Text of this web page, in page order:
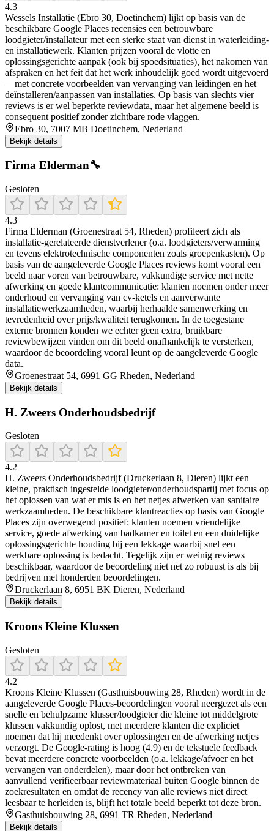
4.3
Wessels Installatie (Ebro 30, Doetinchem) lijkt op basis van de
beschikbare Google Places recensies een betrouwbare
loodgieter/installateur met een sterke staat van dienst in waterleiding-
en installatiewerk. Klanten prijzen vooral de vlotte en
oplossingsgerichte aanpak (ook bij spoedsituaties), het nakomen van
afspraken en het feit dat het werk inhoudelijk goed wordt uitgevoerd
—met concrete voorbeelden van vervanging van leidingen en het
deïnstalleren/aanpassen van installaties. Op basis van slechts vier
reviews is er wel beperkte reviewdata, maar het algemene beeld is
consequent positief zonder zichtbare rode vlaggen.
Ebro 30, 7007 MB Doetinchem, Nederland
Bekijk details
Firma Elderman🔧
Gesloten
4.3
Firma Elderman (Groenestraat 54, Rheden) profileert zich als
installatie-gerelateerde dienstverlener (o.a. loodgieters/verwarming
en tevens elektrotechnische componenten zoals groepenkasten). Op
basis van de aangeleverde Google Places reviews komt vooral een
beeld naar voren van betrouwbare, vakkundige service met nette
afwerking en goede klantcommunicatie: klanten noemen onder meer
onderhoud en vervanging van cv-ketels en aanverwante
installatiewerkzaamheden, waarbij herhaalde samenwerking en
tevredenheid over prijs/kwaliteit terugkomen. In de toegestane
externe bronnen konden we echter geen extra, bruikbare
reviewbewijzen vinden om dit beeld onafhankelijk te versterken,
waardoor de beoordeling vooral leunt op de aangeleverde Google
data.
Groenestraat 54, 6991 GG Rheden, Nederland
Bekijk details
H. Zweers Onderhoudsbedrijf
Gesloten
4.2
H. Zweers Onderhoudsbedrijf (Druckerlaan 8, Dieren) lijkt een
kleine, praktisch ingestelde loodgieter/onderhoudspartij met focus op
het oplossen van wat er mis is en het netjes afwerken van sanitaire
werkzaamheden. De beschikbare klantreacties op basis van Google
Places zijn overwegend positief: klanten noemen vriendelijke
service, goede afwerking van badkamer en toilet en een duidelijke
oplossingsgerichte houding bij een lekkage waarbij snel een
werkbare oplossing is bedacht. Tegelijk zijn er weinig reviews
beschikbaar, waardoor de beoordeling niet net zo robuust is als bij
bedrijven met honderden beoordelingen.
Druckerlaan 8, 6951 BK Dieren, Nederland
Bekijk details
Kroons Kleine Klussen
Gesloten
4.2
Kroons Kleine Klussen (Gasthuisbouwing 28, Rheden) wordt in de
aangeleverde Google Places-beoordelingen vooral neergezet als een
snelle en behulpzame klusser/loodgieter die kleine tot middelgrote
klussen vakkundig oplost, met meerdere klanten die expliciet
noemen dat hij meedenkt over oplossingen en de afwerking netjes
verzorgt. De Google-rating is hoog (4.9) en de tekstuele feedback
bevat meerdere concrete voorbeelden (o.a. lekkage/afvoer en het
vervangen van onderdelen), maar door het ontbreken van
aanvullend verifieerbaar reviewmateriaal buiten Google binnen de
zoekresultaten en omdat de recency van alle reviews niet direct
leesbaar te herleiden is, blijft het totale beeld beperkt tot deze bron.
Gasthuisbouwing 28, 6991 TR Rheden, Nederland
Bekijk details